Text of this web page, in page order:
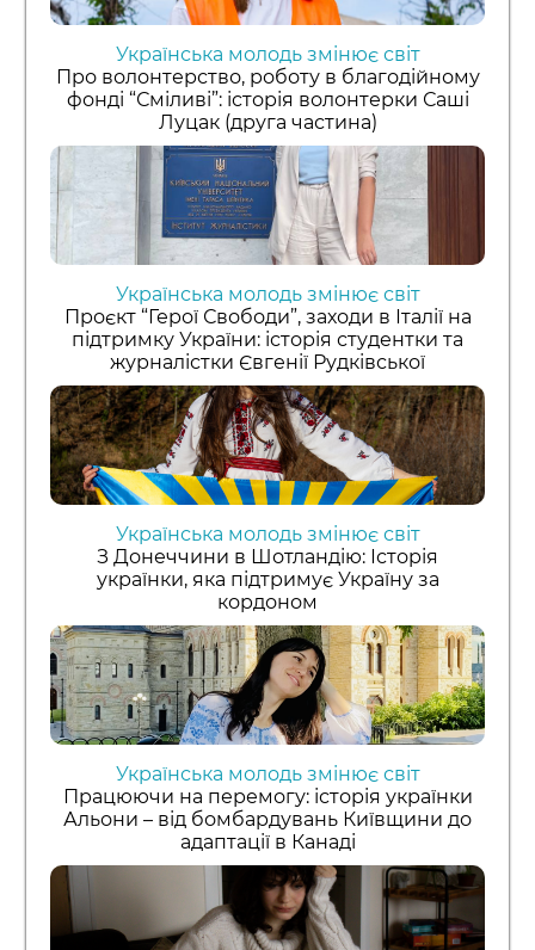
Українська молодь змінює світ
Про волонтерство, роботу в благодійному
фонді “Сміливі”: історія волонтерки Саші
Луцак (друга частина)
Українська молодь змінює світ
Проєкт “Герої Свободи”, заходи в Італії на
підтримку України: історія студентки та
журналістки Євгенії Рудківської
Українська молодь змінює світ
З Донеччини в Шотландію: Історія
українки, яка підтримує Україну за
кордоном
Українська молодь змінює світ
Працюючи на перемогу: історія українки
Альони – від бомбардувань Київщини до
адаптації в Канаді